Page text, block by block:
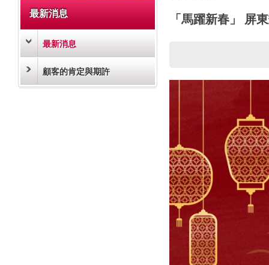
最新消息
最新消息
顧客的肯定與期許
「馬躍新春」 屏